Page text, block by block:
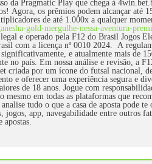
da Pragmatic Play que chega à
Agora, os prêmios podem alcançar até
de até 1.000x a qualquer
gold-mergulhe-nessa-aventura-
e operado pela F12 do Brasil Jogos
com a licença nº 0010 2024. A
e atualmente mais de
no país. Em nossa análise e revisão, a
criada por um ícone do futsal nacional,
e oferecer uma experiência segura e
de 18 anos. Jogue com
mesmo em todas as plataformas que
tudo o que a casa de aposta pode
jogos, app, navegabilidade entre outros
apostas.